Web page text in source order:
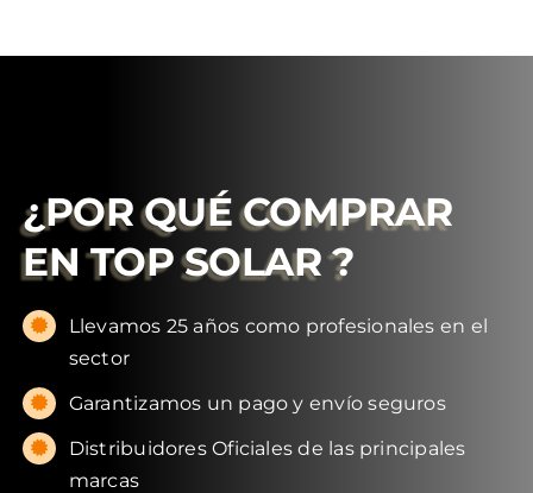
¿POR QUÉ COMPRAR
EN TOP SOLAR ?
Llevamos 25 años como profesionales en el
sector
Garantizamos un pago y envío seguros
Distribuidores Oficiales de las principales
marcas